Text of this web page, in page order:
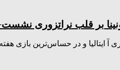
آ ایتالیا و در حساس‌ترین بازی